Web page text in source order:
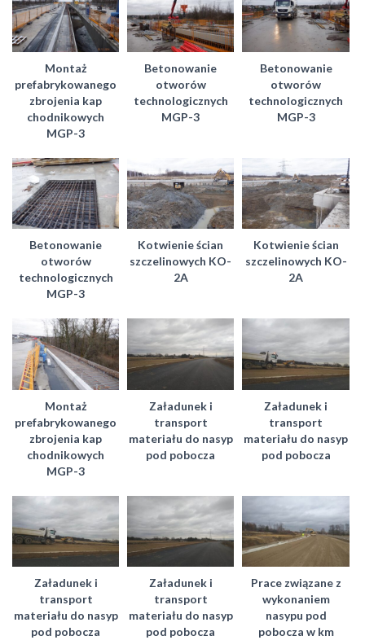
Montaż
prefabrykowanego
zbrojenia kap
chodnikowych
MGP-3
Betonowanie
otworów
technologicznych
MGP-3
Betonowanie
otworów
technologicznych
MGP-3
Betonowanie
otworów
technologicznych
MGP-3
Kotwienie ścian
szczelinowych KO-
2A
Kotwienie ścian
szczelinowych KO-
2A
Montaż
prefabrykowanego
zbrojenia kap
chodnikowych
MGP-3
Załadunek i
transport
materiału do nasyp
pod pobocza
Załadunek i
transport
materiału do nasyp
pod pobocza
Załadunek i
transport
materiału do nasyp
pod pobocza
Załadunek i
transport
materiału do nasyp
pod pobocza
Prace związane z
wykonaniem
nasypu pod
pobocza w km